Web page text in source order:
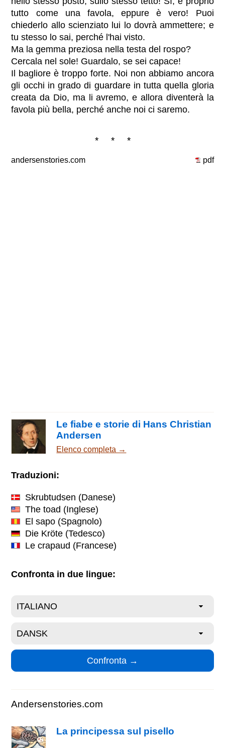
tutto come una favola, eppure è vero! Puoi
chiederlo allo scienziato lui lo dovrà ammettere; e
tu stesso lo sai, perché l'hai visto.
Ma la gemma preziosa nella testa del rospo?
Cercala nel sole! Guardalo, se sei capace!
Il bagliore è troppo forte. Noi non abbiamo ancora
gli occhi in grado di guardare in tutta quella gloria
creata da Dio, ma li avremo, e allora diventerà la
favola più bella, perché anche noi ci saremo.
* * *
andersenstories.com pdf
Le fiabe e storie di Hans Christian
Andersen
Elenco completa →
Traduzioni:
Skrubtudsen (Danese)
The toad (Inglese)
El sapo (Spagnolo)
Die Kröte (Tedesco)
Le crapaud (Francese)
Confronta in due lingue:
Andersenstories.com
La principessa sul pisello